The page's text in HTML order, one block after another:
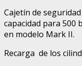
Cajetín de
capacidad para 500
en modelo Mark II.
Recarga de los